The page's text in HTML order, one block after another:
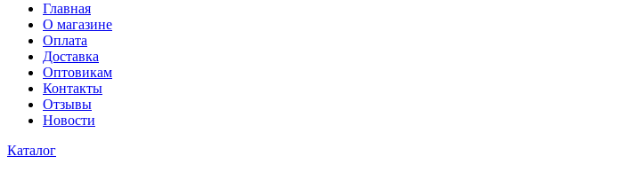
Главная
О магазине
Оплата
Доставка
Оптовикам
Контакты
Отзывы
Новости
Каталог